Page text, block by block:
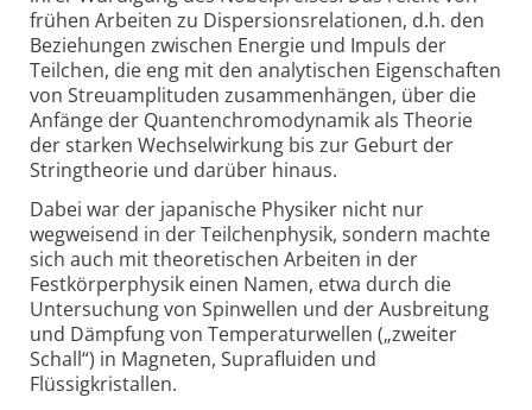
frühen Arbeiten zu Dispersionsrelationen, d.h. den
Beziehungen zwischen Energie und Impuls der
Teilchen, die eng mit den analytischen Eigenschaften
von Streuamplituden zusammenhängen, über die
Anfänge der Quantenchromodynamik als Theorie
der starken Wechselwirkung bis zur Geburt der
Stringtheorie und darüber hinaus.
Dabei war der japanische Physiker nicht nur
wegweisend in der Teilchenphysik, sondern machte
sich auch mit theoretischen Arbeiten in der
Festkörperphysik einen Namen, etwa durch die
Untersuchung von Spinwellen und der Ausbreitung
und Dämpfung von Temperaturwellen („zweiter
Schall“) in Magneten, Suprafluiden und
Flüssigkristallen.